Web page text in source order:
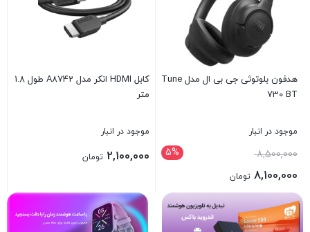
هدفون بلوتوثی جی بی ال مدل Tune
730 BT
موجود در انبار
5% 8,500,000
8,100,000 تومان
بستن
کابل HDMI انکر مدل A8742 طول 1.8
متر
موجود در انبار
2,100,000 تومان
بستن